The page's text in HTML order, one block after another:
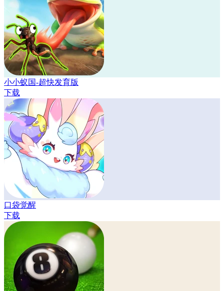
小小蚁国-超快发育版
下载
口袋觉醒
下载